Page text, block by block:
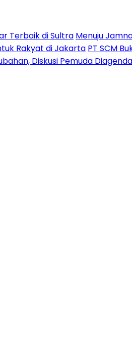
Terbaik di Sultra Menuju
Rakyat di Jakarta PT SCM
Diskusi Pemuda